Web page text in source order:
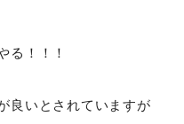
る！！！
良いとされていますが